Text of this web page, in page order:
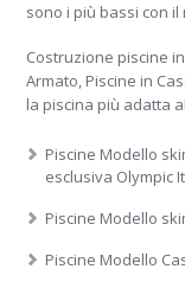
sono i più bassi con
Costruzione piscine
Armato, Piscine in
la piscina più adatta
Piscine Modello
esclusiva Olympic
Piscine Modello
Piscine Modello